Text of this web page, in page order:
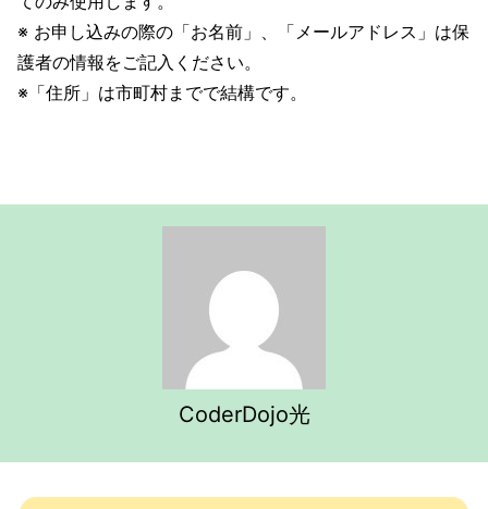
※ お申し込みの際の「お名前」、「メールアドレス」は保
護者の情報をご記入ください。
※「住所」は市町村までで結構です。
CoderDojo光